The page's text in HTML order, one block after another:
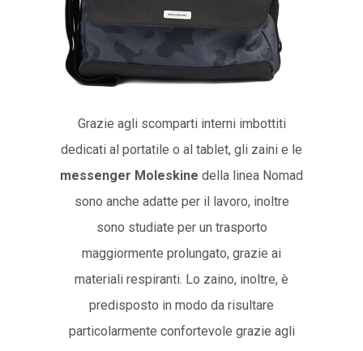
Grazie agli scomparti interni imbottiti
dedicati al portatile o al tablet, gli zaini e le
messenger Moleskine della linea Nomad
sono anche adatte per il lavoro, inoltre
sono studiate per un trasporto
maggiormente prolungato, grazie ai
materiali respiranti. Lo zaino, inoltre, è
predisposto in modo da risultare
particolarmente confortevole grazie agli